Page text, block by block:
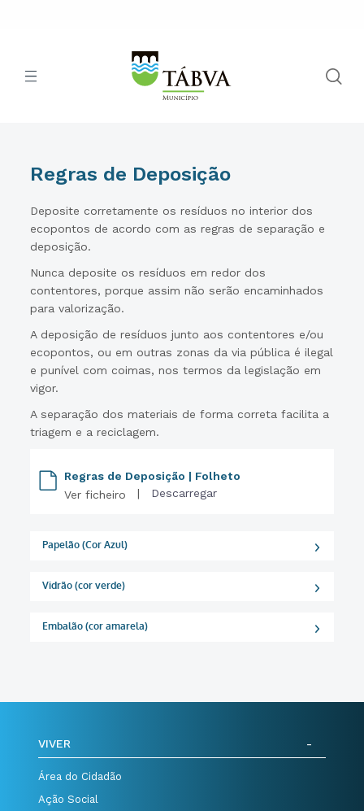
Regras de Deposição
Deposite corretamente os resíduos no interior dos
ecopontos de acordo com as regras de separação e
deposição.
Nunca deposite os resíduos em redor dos
contentores, porque assim não serão encaminhados
para valorização.
A deposição de resíduos junto aos contentores e/ou
ecopontos, ou em outras zonas da via pública é ilegal
e punível com coimas, nos termos da legislação em
vigor.
A separação dos materiais de forma correta facilita a
triagem e a reciclagem.
Regras de Deposição | Folheto
Ver ficheiro
| Descarregar
Papelão (Cor Azul)
Vidrão (cor verde)
Embalão (cor amarela)
VIVER
Área do Cidadão
Ação Social